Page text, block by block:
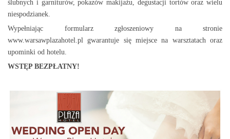
ślubnych i garniturów, pokazów makijażu, degustacji tortów oraz wielu
niespodzianek.
Wypełniając formularz zgłoszeniowy na stronie
www.warsawplazahotel.pl gwarantuje się miejsce na warsztatach oraz
upominki od hotelu.
WSTĘP BEZPŁATNY!